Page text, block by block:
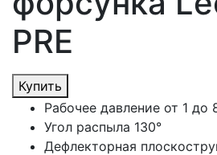
PRE
Купить
Рабочее давление от 1 до
Угол распыла 130°
Дефлекторная